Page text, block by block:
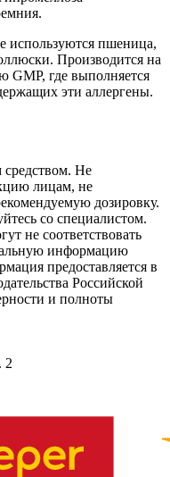
используются пшеница,
Производится на
GMP, где выполняется
эти аллергены.
средством. Не
лицам, не
дозировку.
со специалистом.
не соответствовать
информацию
предоставляется в
Российской
и полноты
2